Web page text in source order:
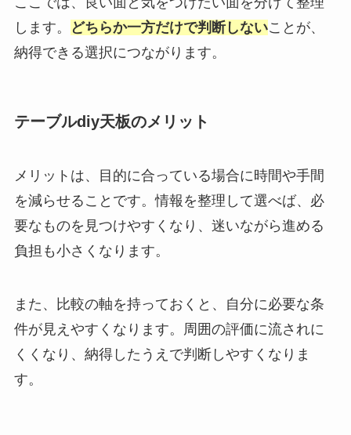
します。
どちらか一方だけで判断しないことが、
納得できる選択につながります。
テーブルdiy天板のメリット
メリットは、目的に合っている場合に時間や手間
を減らせることです。情報を整理して選べば、必
要なものを見つけやすくなり、迷いながら進める
負担も小さくなります。
また、比較の軸を持っておくと、自分に必要な条
件が見えやすくなります。周囲の評価に流されに
くくなり、納得したうえで判断しやすくなりま
す。